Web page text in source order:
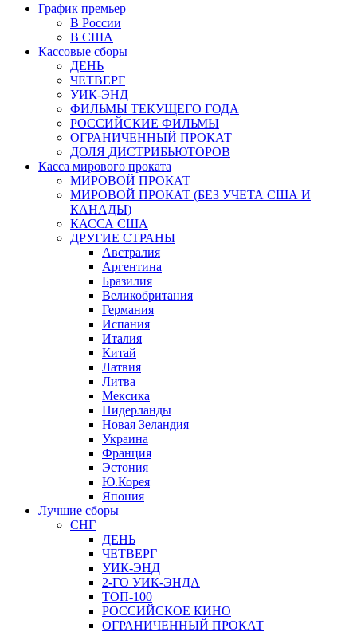
График премьер
В России
В США
Кассовые сборы
ДЕНЬ
ЧЕТВЕРГ
УИК-ЭНД
ФИЛЬМЫ ТЕКУЩЕГО ГОДА
РОССИЙСКИЕ ФИЛЬМЫ
ОГРАНИЧЕННЫЙ ПРОКАТ
ДОЛЯ ДИСТРИБЬЮТОРОВ
Касса мирового проката
МИРОВОЙ ПРОКАТ
МИРОВОЙ ПРОКАТ (БЕЗ УЧЕТА США И
КАНАДЫ)
КАССА США
ДРУГИЕ СТРАНЫ
Австралия
Аргентина
Бразилия
Великобритания
Германия
Испания
Италия
Китай
Латвия
Литва
Мексика
Нидерланды
Новая Зеландия
Украина
Франция
Эстония
Ю.Корея
Япония
Лучшие сборы
СНГ
ДЕНЬ
ЧЕТВЕРГ
УИК-ЭНД
2-ГО УИК-ЭНДА
ТОП-100
РОССИЙСКОЕ КИНО
ОГРАНИЧЕННЫЙ ПРОКАТ